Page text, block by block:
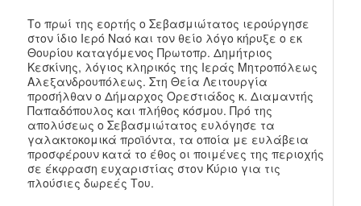
Το πρωί της εορτής ο Σεβασμιώτατος ιερούργησε
στον ίδιο Ιερό Ναό και τον θείο λόγο κήρυξε ο εκ
Θουρίου καταγόμενος Πρωτοπρ. Δημήτριος
Κεσκίνης, λόγιος κληρικός της Ιεράς Μητροπόλεως
Αλεξανδρουπόλεως. Στη Θεία Λειτουργία
προσήλθαν ο Δήμαρχος Ορεστιάδος κ. Διαμαντής
Παπαδόπουλος και πλήθος κόσμου. Πρό της
απολύσεως ο Σεβασμιώτατος ευλόγησε τα
γαλακτοκομικά προϊόντα, τα οποία με ευλάβεια
προσφέρουν κατά το έθος οι ποιμένες της περιοχής
σε έκφραση ευχαριστίας στον Κύριο για τις
πλούσιες δωρεές Του.